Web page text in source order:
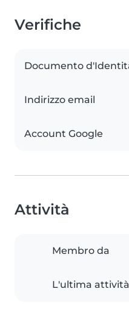
Verifiche
Documento
Indirizzo email
Account Google
Attività
Membro da
L'ultima attività